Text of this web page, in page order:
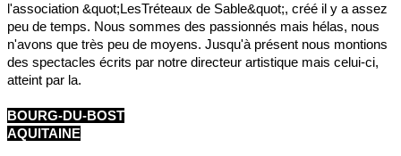
l'association &quot;LesTréteaux de Sable&quot;, créé il y a assez
peu de temps. Nous sommes des passionnés mais hélas, nous
n'avons que très peu de moyens. Jusqu'à présent nous montions
des spectacles écrits par notre directeur artistique mais celui-ci,
atteint par la.
BOURG-DU-BOST
AQUITAINE